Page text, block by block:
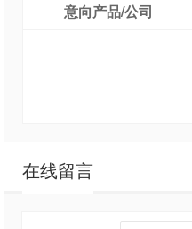
意向产品/公司
在线留言